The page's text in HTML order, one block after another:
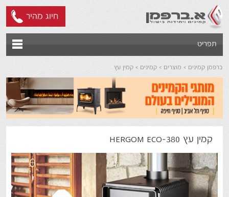
חיוג מהיר
תפריט
ברפמן קמינים מוצרים קמינים קמין עץ
קמין עץ HERGOM ECO-380